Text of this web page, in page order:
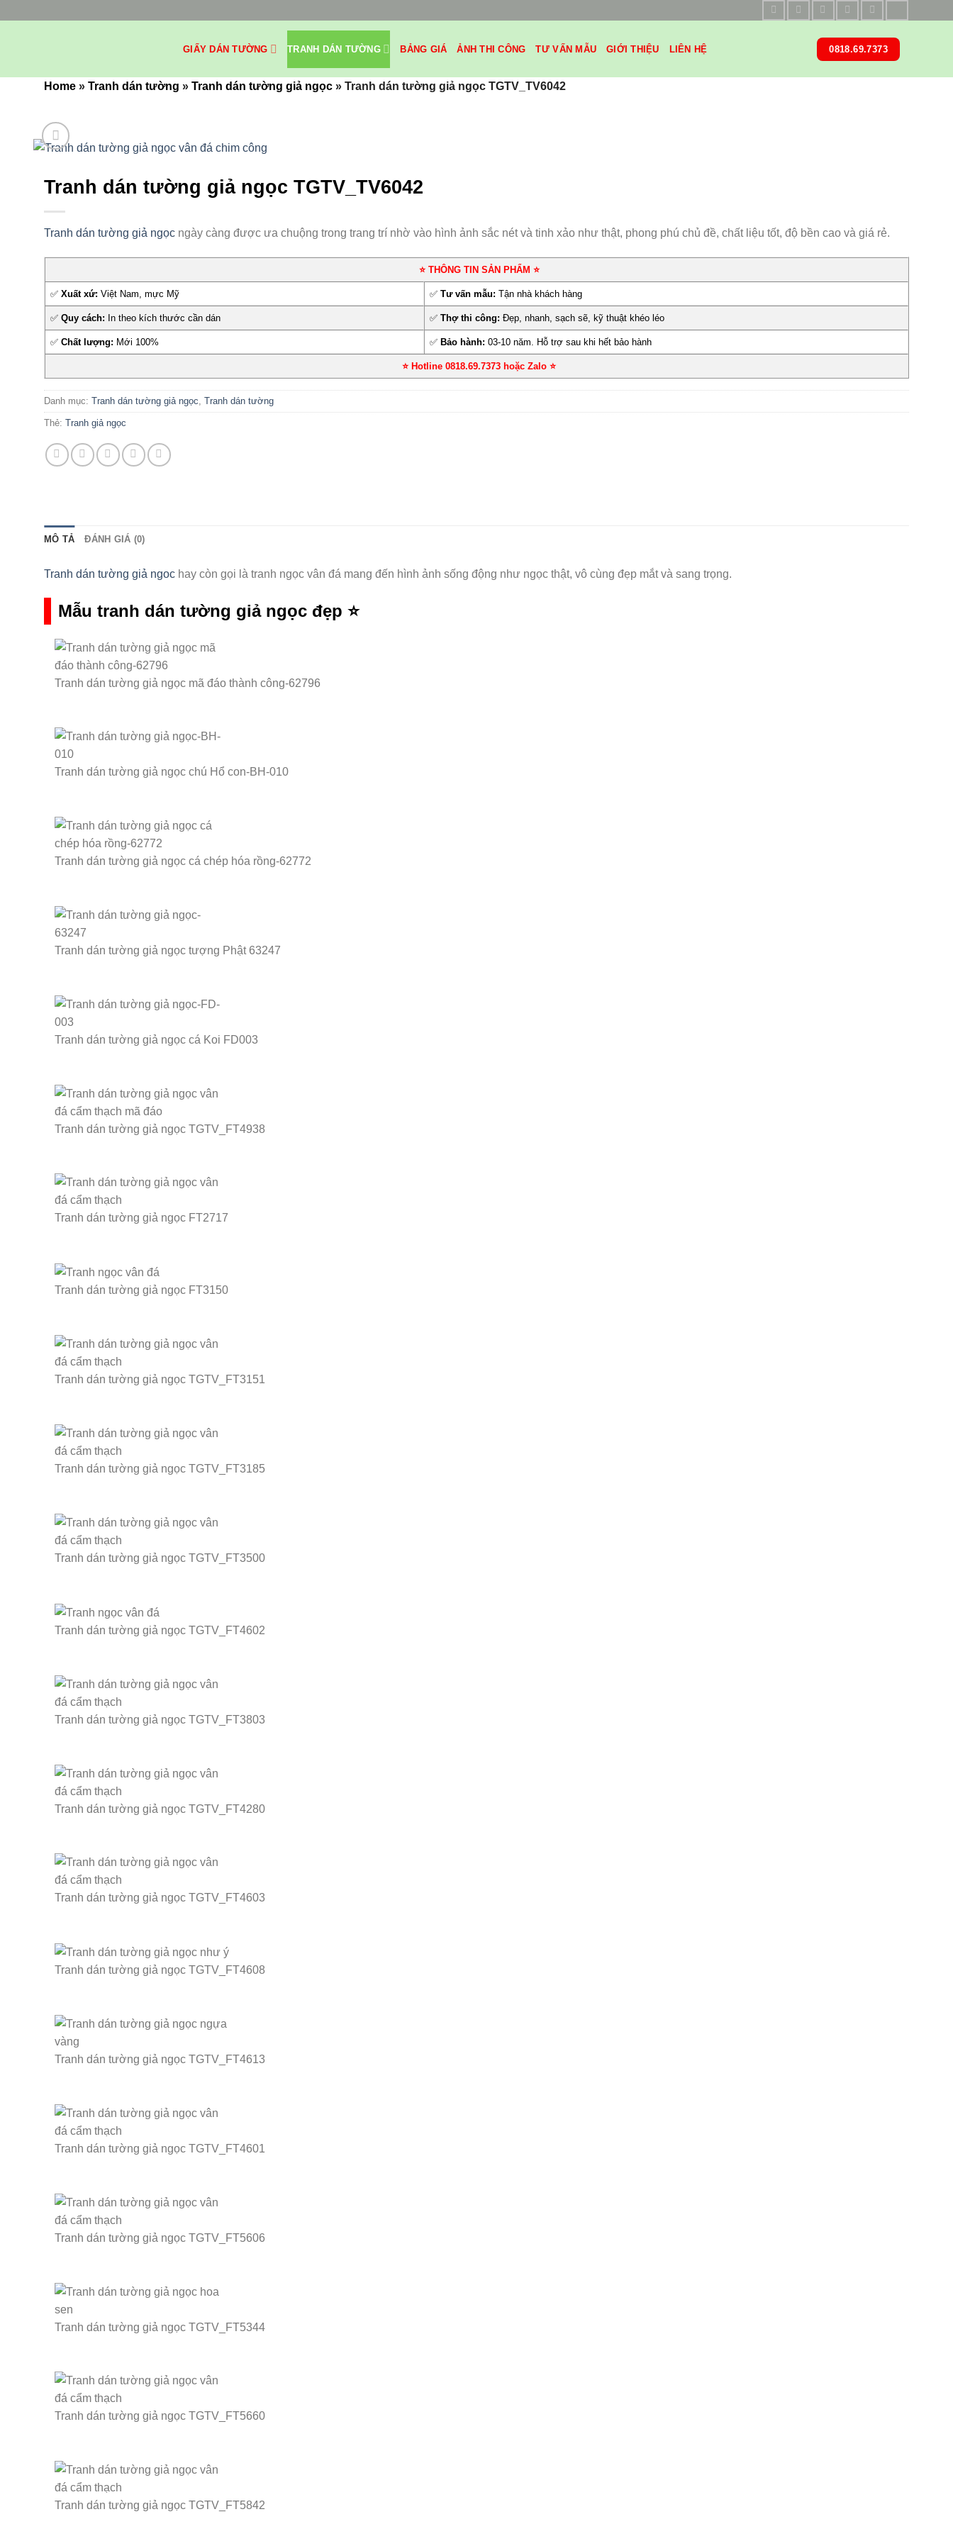
GIẤY DÁN TƯỜNG TRANH DÁN TƯỜNG BẢNG GIÁ ẢNH THI CÔNG TƯ VẤN MẪU GIỚI THIỆU LIÊN HỆ 0818.69.7373
Home » Tranh dán tường » Tranh dán tường giả ngọc » Tranh dán tường giả ngọc TGTV_TV6042
Tranh dán tường giả ngọc TGTV_TV6042
Tranh dán tường giả ngọc ngày càng được ưa chuộng trong trang trí nhờ vào hình ảnh sắc nét và tinh xảo như thật, phong phú chủ đề, chất liệu tốt, độ bền cao và giá rẻ.
⭐ THÔNG TIN SẢN PHẨM ⭐
✅Xuất xứ: Việt Nam, mực Mỹ ✅Tư vấn mẫu: Tận nhà khách hàng
✅Quy cách: In theo kích thước cần dán ✅Thợ thi công: Đẹp, nhanh, sạch sẽ, kỹ thuật khéo léo
✅Chất lượng: Mới 100% ✅ Bảo hành: 03-10 năm. Hỗ trợ sau khi hết bảo hành
⭐ Hotline 0818.69.7373 hoặc Zalo ⭐
Danh mục: Tranh dán tường giả ngọc Tranh dán tường
Thẻ: Tranh giả ngọc
MÔ TẢ ĐÁNH GIÁ (0)
Tranh dán tường giả ngoc hay còn gọi là tranh ngọc vân đá mang đến hình ảnh sống động như ngọc thật, vô cùng đẹp mắt và sang trọng.
Mẫu tranh dán tường giả ngọc đẹp ⭐
Tranh dán tường giả ngọc mã đáo thành công-62796
Tranh dán tường giả ngọc chú Hổ con-BH-010
Tranh dán tường giả ngọc cá chép hóa rồng-62772
Tranh dán tường giả ngọc tượng Phật 63247
Tranh dán tường giả ngọc cá Koi FD003
Tranh dán tường giả ngọc TGTV_FT4938
Tranh dán tường giả ngọc FT2717
Tranh dán tường giả ngọc FT3150
Tranh dán tường giả ngọc TGTV_FT3151
Tranh dán tường giả ngọc TGTV_FT3185
Tranh dán tường giả ngọc TGTV_FT3500
Tranh dán tường giả ngọc TGTV_FT4602
Tranh dán tường giả ngọc TGTV_FT3803
Tranh dán tường giả ngọc TGTV_FT4280
Tranh dán tường giả ngọc TGTV_FT4603
Tranh dán tường giả ngọc TGTV_FT4608
Tranh dán tường giả ngọc TGTV_FT4613
Tranh dán tường giả ngọc TGTV_FT4601
Tranh dán tường giả ngọc TGTV_FT5606
Tranh dán tường giả ngọc TGTV_FT5344
Tranh dán tường giả ngọc TGTV_FT5660
Tranh dán tường giả ngọc TGTV_FT5842